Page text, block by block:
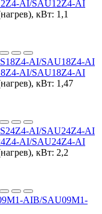
AI/SAU12Z4-AI
кВт: 1,1
AI/SAU18Z4-AI
кВт: 1,47
AI/SAU24Z4-AI
кВт: 2,2